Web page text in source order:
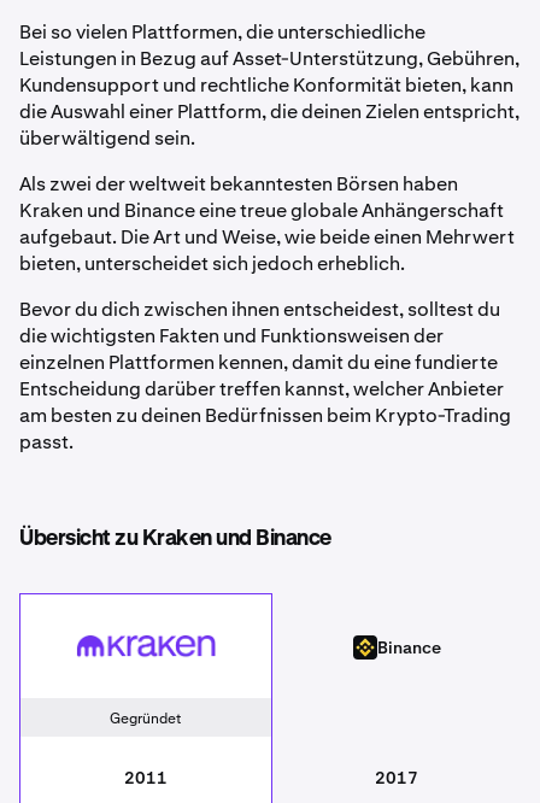
Bei so vielen Plattformen, die unterschiedliche
Leistungen in Bezug auf Asset-Unterstützung, Gebühren,
Kundensupport und rechtliche Konformität bieten, kann
die Auswahl einer Plattform, die deinen Zielen entspricht,
überwältigend sein.
Als zwei der weltweit bekanntesten Börsen haben
Kraken und Binance eine treue globale Anhängerschaft
aufgebaut. Die Art und Weise, wie beide einen Mehrwert
bieten, unterscheidet sich jedoch erheblich.
Bevor du dich zwischen ihnen entscheidest, solltest du
die wichtigsten Fakten und Funktionsweisen der
einzelnen Plattformen kennen, damit du eine fundierte
Entscheidung darüber treffen kannst, welcher Anbieter
am besten zu deinen Bedürfnissen beim Krypto-Trading
passt.
Übersicht zu Kraken und Binance
Kraken Binance
Binance
Gegründet
2011 2017